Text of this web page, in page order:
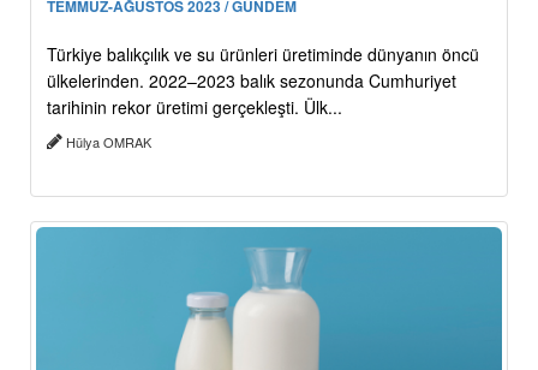
TEMMUZ-AĞUSTOS 2023 / GÜNDEM
Türkiye balıkçılık ve su ürünleri üretiminde dünyanın öncü
ülkelerinden. 2022–2023 balık sezonunda Cumhuriyet
tarihinin rekor üretimi gerçekleşti. Ülk...
Hülya OMRAK